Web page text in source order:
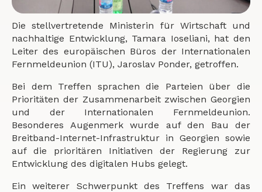
Die stellvertretende Ministerin für Wirtschaft und
nachhaltige Entwicklung, Tamara Ioseliani, hat den
Leiter des europäischen Büros der Internationalen
Fernmeldeunion (ITU), Jaroslav Ponder, getroffen.
Bei dem Treffen sprachen die Parteien über die
Prioritäten der Zusammenarbeit zwischen Georgien
und der Internationalen Fernmeldeunion.
Besonderes Augenmerk wurde auf den Bau der
Breitband-Internet-Infrastruktur in Georgien sowie
auf die prioritären Initiativen der Regierung zur
Entwicklung des digitalen Hubs gelegt.
Ein weiterer Schwerpunkt des Treffens war das